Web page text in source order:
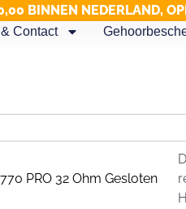
BINNEN NEDERLAND,
Contact
PRO 32 Ohm Gesloten